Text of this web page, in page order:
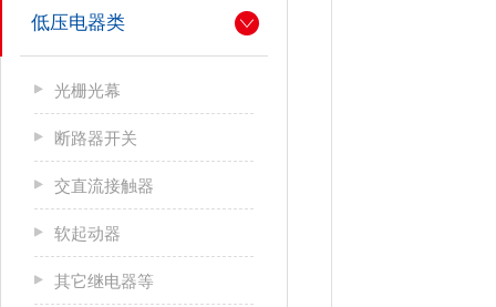
低压电器类
光栅光幕
断路器开关
交直流接触器
软起动器
其它继电器等